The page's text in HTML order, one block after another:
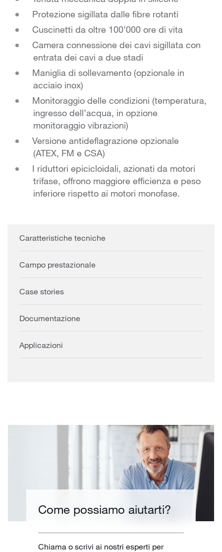
Protezione sigillata dalle fibre rotanti
Cuscinetti da oltre 100’000 ore di vita
Camera connessione dei cavi sigillata con
entrata dei cavi a due stadi
Maniglia di sollevamento (opzionale in
acciaio inox)
Monitoraggio delle condizioni (temperatura,
ingresso dell’acqua, in opzione
monitoraggio vibrazioni)
Versione antideflagrazione opzionale
(ATEX, FM e CSA)
I riduttori epicicloidali, azionati da motori
trifase, offrono maggiore efficienza e peso
inferiore rispetto ai motori monofase.
Caratteristiche tecniche
Campo prestazionale
Case stories
Documentazione
Applicazioni
Come possiamo aiutarti?
Chiama o scrivi ai nostri esperti per